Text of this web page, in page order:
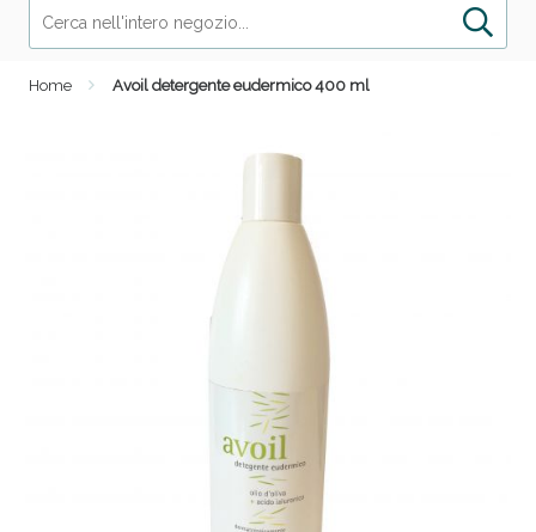
Home Avoil detergente eudermico 400 ml